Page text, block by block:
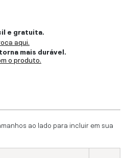
e gratuita.
aqui.
mais durável.
o produto.
ao lado para incluir em sua